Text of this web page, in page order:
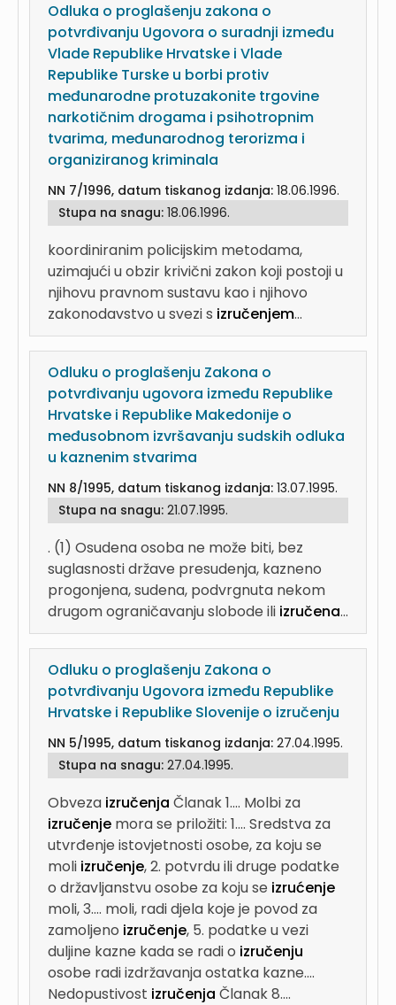
Odluka o proglašenju zakona o
potvrđivanju Ugovora o suradnji između
Vlade Republike Hrvatske i Vlade
Republike Turske u borbi protiv
međunarodne protuzakonite trgovine
narkotičnim drogama i psihotropnim
tvarima, međunarodnog terorizma i
organiziranog kriminala
NN 7/1996, datum tiskanog izdanja: 18.06.1996.
Stupa na snagu: 18.06.1996.
koordiniranim policijskim metodama,
uzimajući u obzir krivični zakon koji postoji u
njihovu pravnom sustavu kao i njihovo
zakonodavstvo u svezi s izručenjem...
Odluku o proglašenju Zakona o
potvrđivanju ugovora između Republike
Hrvatske i Republike Makedonije o
međusobnom izvršavanju sudskih odluka
u kaznenim stvarima
NN 8/1995, datum tiskanog izdanja: 13.07.1995.
Stupa na snagu: 21.07.1995.
. (1) Osudena osoba ne može biti, bez
suglasnosti države presudenja, kazneno
progonjena, sudena, podvrgnuta nekom
drugom ograničavanju slobode ili izručena...
Odluku o proglašenju Zakona o
potvrđivanju Ugovora između Republike
Hrvatske i Republike Slovenije o izručenju
NN 5/1995, datum tiskanog izdanja: 27.04.1995.
Stupa na snagu: 27.04.1995.
Obveza izručenja Članak 1.... Molbi za
izručenje mora se priložiti: 1.... Sredstva za
utvrđenje istovjetnosti osobe, za koju se
moli izručenje, 2. potvrdu ili druge podatke
o državljanstvu osobe za koju se izrućenje
moli, 3.... moli, radi djela koje je povod za
zamoljeno izručenje, 5. podatke u vezi
duljine kazne kada se radi o izručenju
osobe radi izdržavanja ostatka kazne....
Nedopustivost izručenja Članak 8....